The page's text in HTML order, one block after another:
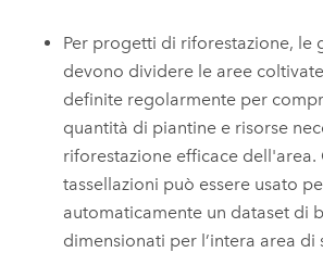
Per progetti di riforestazione, le
devono dividere le aree
definite regolarmente per
quantità di piantine e risorse
riforestazione efficace dell'area.
tassellazioni può essere usato
automaticamente un dataset di
dimensionati per l’intera area di